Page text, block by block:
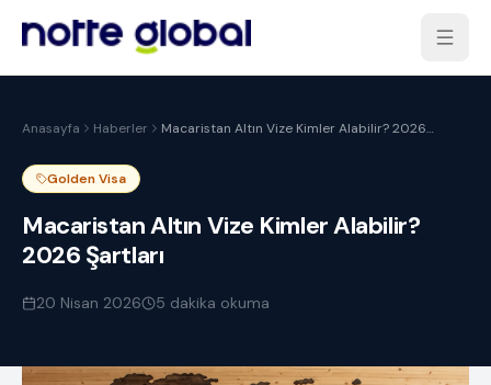
Anasayfa Haberler
Macaristan Altın Vize Kimler Alabilir? 2026
Golden Visa
Macaristan Altın Vize Kimler Alabilir?
2026 Şartları
20 Nisan 2026 5 dakika okuma